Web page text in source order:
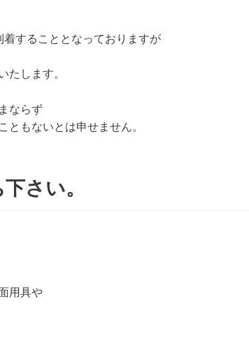
することとなっておりますが
たします。
ならず
ともないとは申せません。
さい。
用具や